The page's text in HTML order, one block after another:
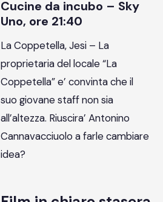
Cucine da incubo – Sky
Uno, ore 21:40
La Coppetella, Jesi – La
proprietaria del locale “La
Coppetella” e’ convinta che il
suo giovane staff non sia
all’altezza. Riuscira’ Antonino
Cannavacciuolo a farle cambiare
idea?